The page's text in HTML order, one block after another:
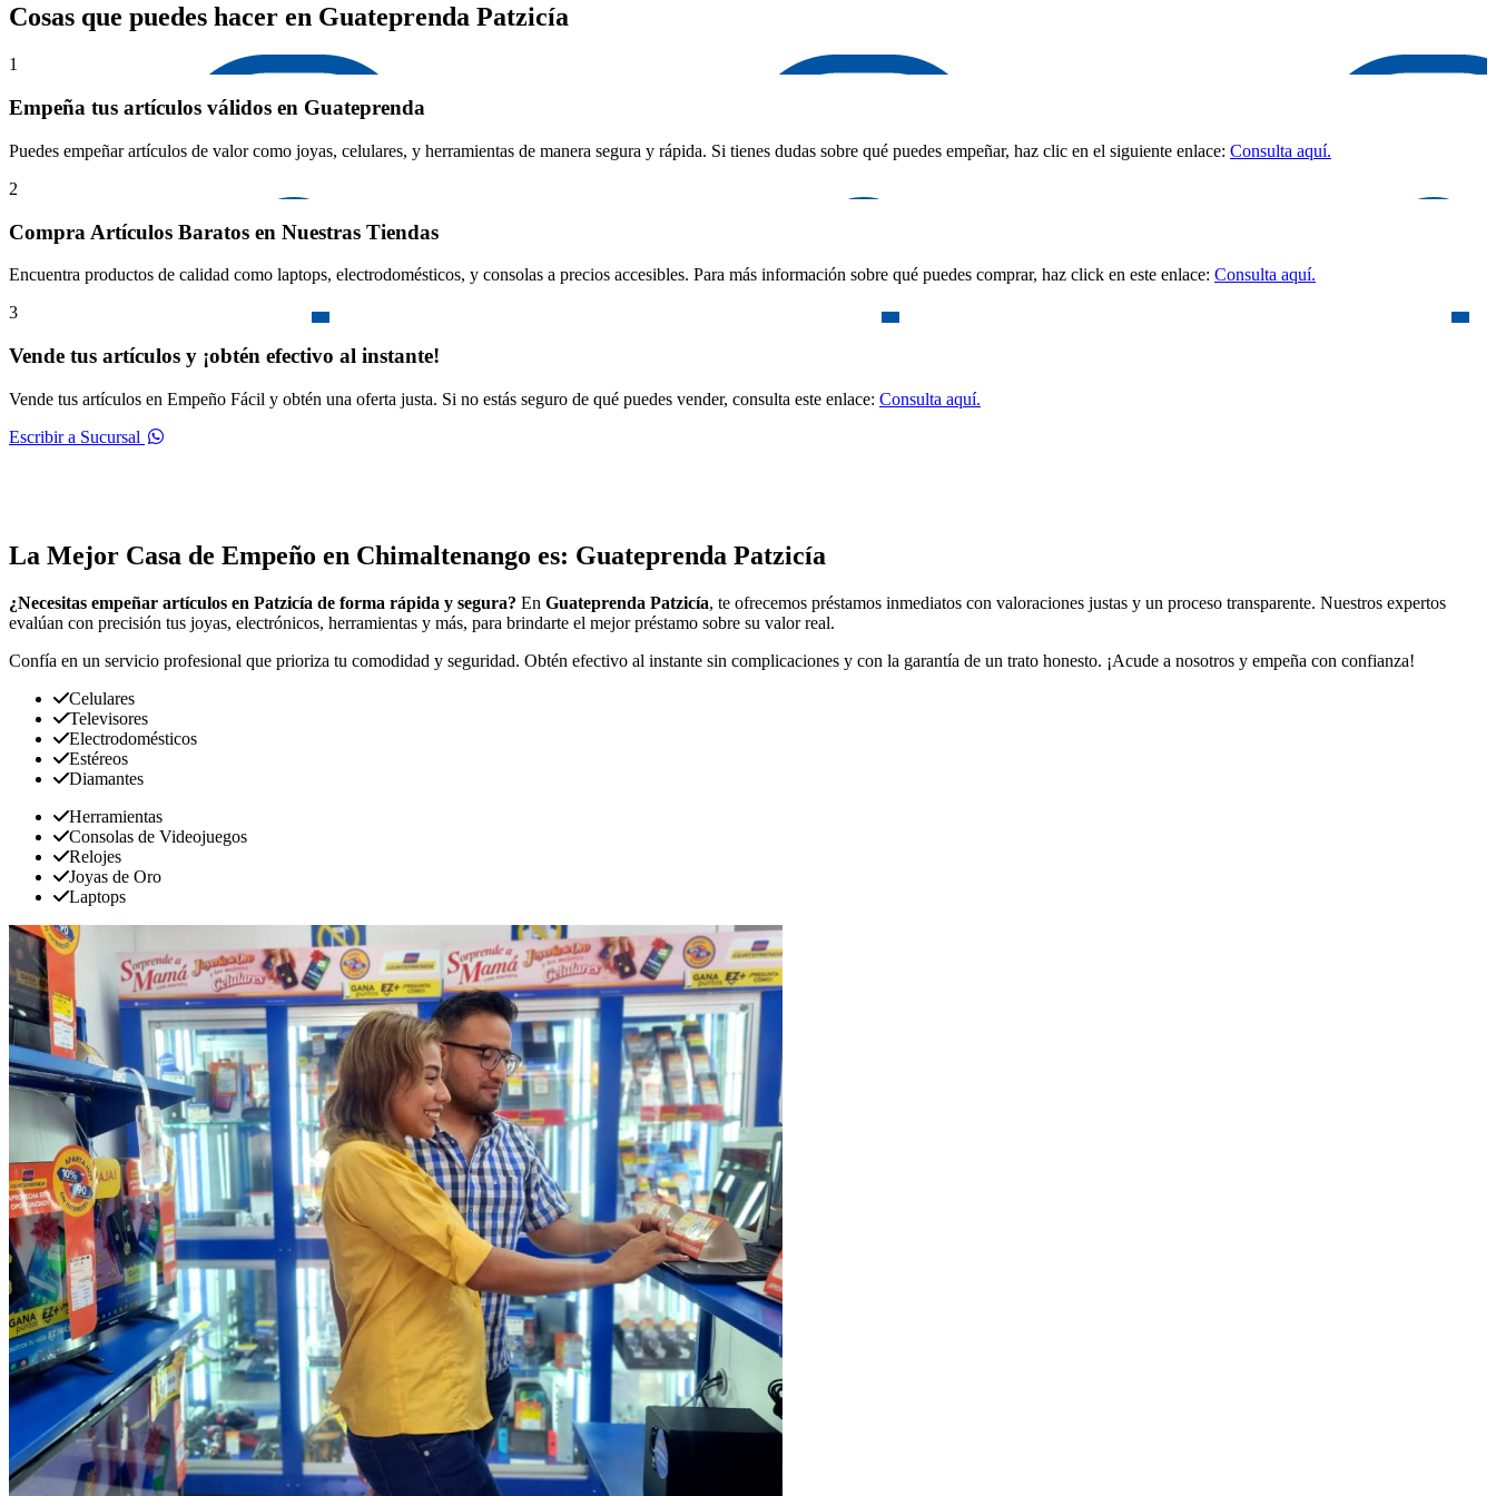
Cosas que puedes hacer en Guateprenda Patzicía
1
Empeña tus artículos válidos en Guateprenda
Puedes empeñar artículos de valor como joyas, celulares, y herramientas de manera segura y rápida. Si tienes dudas sobre qué puedes empeñar, haz clic en el siguiente enlace: Consulta aquí.
2
Compra Artículos Baratos en Nuestras Tiendas
Encuentra productos de calidad como laptops, electrodomésticos, y consolas a precios accesibles. Para más información sobre qué puedes comprar, haz click en este enlace: Consulta aquí.
3
Vende tus artículos y ¡obtén efectivo al instante!
Vende tus artículos en Empeño Fácil y obtén una oferta justa. Si no estás seguro de qué puedes vender, consulta este enlace: Consulta aquí.
Escribir a Sucursal
La Mejor Casa de Empeño en Chimaltenango es: Guateprenda Patzicía
¿Necesitas empeñar artículos en Patzicía de forma rápida y segura? En Guateprenda Patzicía, te ofrecemos préstamos inmediatos con valoraciones justas y un proceso transparente. Nuestros expertos
evalúan con precisión tus joyas, electrónicos, herramientas y más, para brindarte el mejor préstamo sobre su valor real.
Confía en un servicio profesional que prioriza tu comodidad y seguridad. Obtén efectivo al instante sin complicaciones y con la garantía de un trato honesto. ¡Acude a nosotros y empeña con confianza!
Celulares
Televisores
Electrodomésticos
Estéreos
Diamantes
Herramientas
Consolas de Videojuegos
Relojes
Joyas de Oro
Laptops